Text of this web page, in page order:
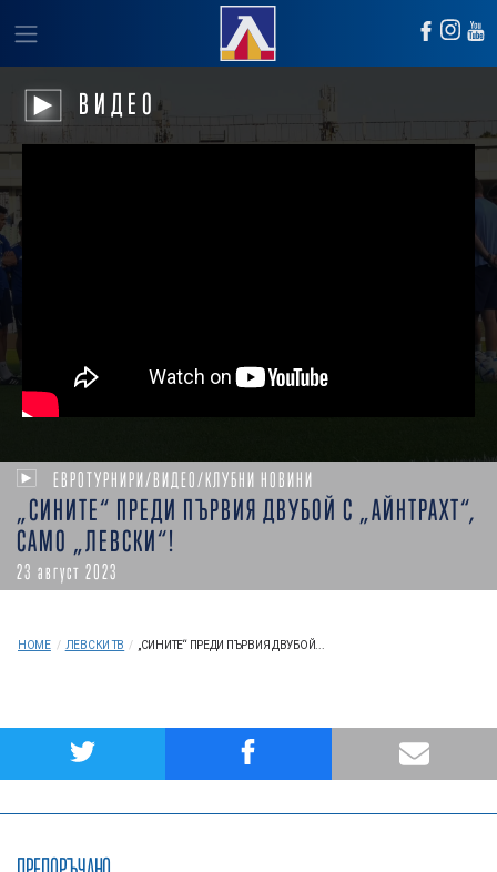
ВИДЕО
ЕВРОТУРНИРИ/ВИДЕО/КЛУБНИ НОВИНИ
„СИНИТЕ“ ПРЕДИ ПЪРВИЯ ДВУБОЙ С „АЙНТРАХТ“,
САМО „ЛЕВСКИ“!
23 август 2023
HOME / ЛЕВСКИ ТВ / „СИНИТЕ“ ПРЕДИ ПЪРВИЯ ДВУБОЙ...